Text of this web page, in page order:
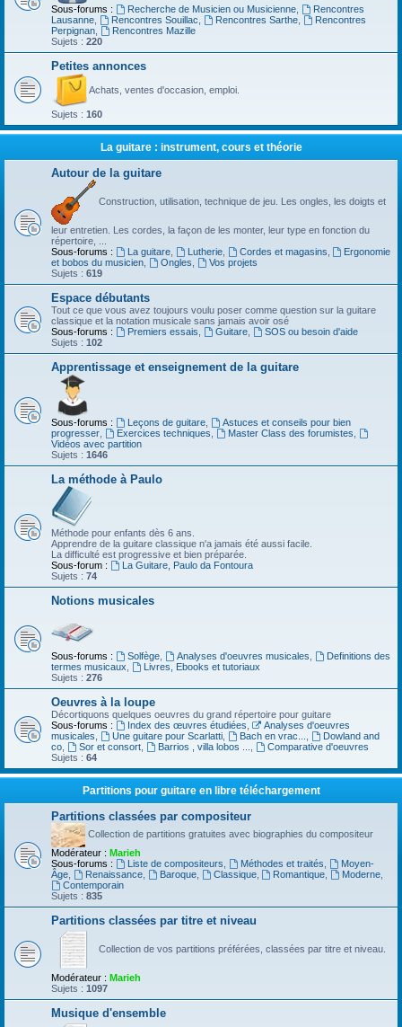
Sous-forums : Recherche de Musicien ou Musicienne,
Rencontres
Lausanne
Rencontres Souillac Rencontres Sarthe,
Rencontres
Perpignan
Rencontres Mazille
Sujets : 220
Petites annonces
Achats, ventes d'occasion, emploi.
Sujets : 160
La guitare : instrument, cours et théorie
Autour de la guitare
Construction, utilisation, technique de jeu. Les ongles, les doigts et
leur entretien. Les cordes, la façon de les monter, leur type en fonction du
répertoire, ...
Sous-forums :
La guitare, Lutherie, Cordes et magasins
Ergonomie
et bobos du musicien
Ongles
Vos projets
Sujets : 619
Espace débutants
Tout ce que vous avez toujours voulu poser comme question sur la guitare
classique et la notation musicale sans jamais avoir osé
Sous-forums :
Premiers essais Guitare,
SOS ou besoin d'aide
Sujets : 102
Apprentissage et enseignement de la guitare
Sous-forums : Leçons de guitare,
Astuces et conseils pour bien
progresser
Exercices techniques Master Class des forumistes
Vidéos avec partition
Sujets : 1646
La méthode à Paulo
Méthode pour enfants dès 6 ans.
Apprendre de la guitare classique n'a jamais été aussi facile.
La difficulté est progressive et bien préparée.
Sous-forum :
La Guitare, Paulo da Fontoura
Sujets : 74
Notions musicales
Sous-forums : Solfège, Analyses d'oeuvres musicales
Definitions des
termes musicaux
Livres, Ebooks et tutoriaux
Sujets : 276
Oeuvres à la loupe
Décortiquons quelques oeuvres du grand répertoire pour guitare
Sous-forums :
Index des œuvres étudiées
Analyses d'oeuvres
musicales
Une guitare pour Scarlatti, Bach en vrac...
Dowland and
co
Sor et consort, Barrios , villa lobos ...
Comparative d'oeuvres
Sujets : 64
Partitions pour guitare en libre téléchargement
Partitions classées par compositeur
Collection de partitions gratuites avec biographies du compositeur
Modérateur : Marieh
Sous-forums :
Liste de compositeurs Méthodes et traités
Moyen-
Âge
Renaissance, Baroque, Classique, Romantique Moderne
Contemporain
Sujets : 835
Partitions classées par titre et niveau
Collection de vos partitions préférées, classées par titre et niveau.
Modérateur : Marieh
Sujets : 1097
Musique d'ensemble